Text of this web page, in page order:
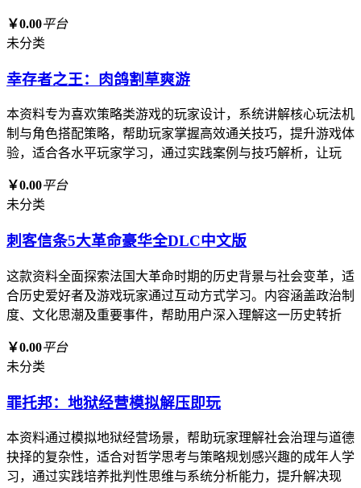
￥0.00平台
未分类
幸存者之王：肉鸽割草爽游
本资料专为喜欢策略类游戏的玩家设计，系统讲解核心玩法机
制与角色搭配策略，帮助玩家掌握高效通关技巧，提升游戏体
验，适合各水平玩家学习，通过实践案例与技巧解析，让玩
￥0.00平台
未分类
刺客信条5大革命豪华全DLC中文版
这款资料全面探索法国大革命时期的历史背景与社会变革，适
合历史爱好者及游戏玩家通过互动方式学习。内容涵盖政治制
度、文化思潮及重要事件，帮助用户深入理解这一历史转折
￥0.00平台
未分类
罪托邦：地狱经营模拟解压即玩
本资料通过模拟地狱经营场景，帮助玩家理解社会治理与道德
抉择的复杂性，适合对哲学思考与策略规划感兴趣的成年人学
习，通过实践培养批判性思维与系统分析能力，提升解决现